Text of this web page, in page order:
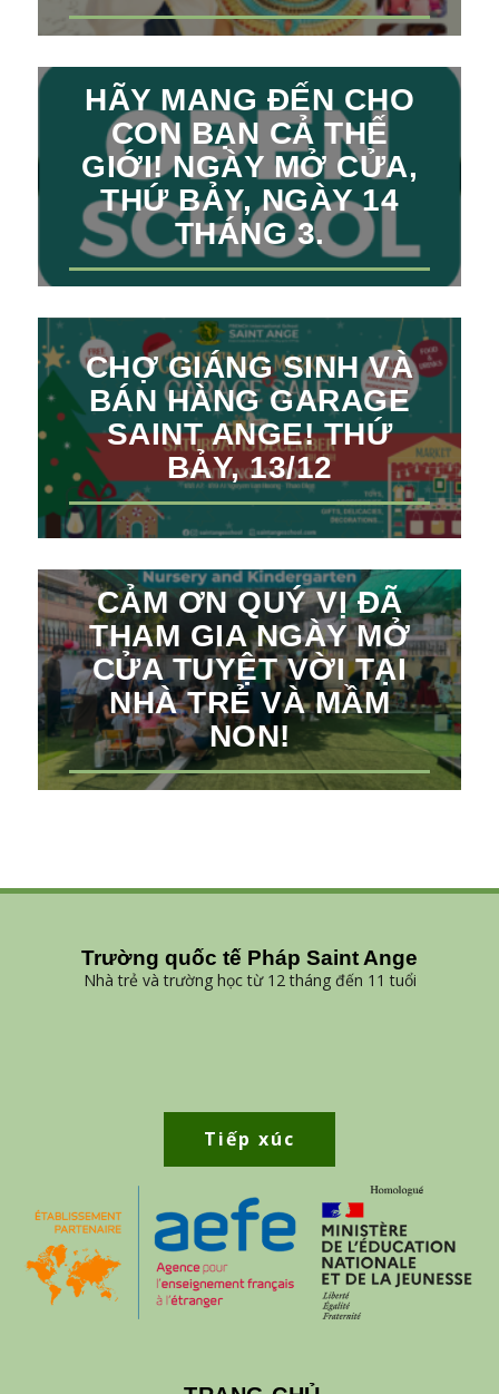
HÃY MANG ĐẾN CHO
CON BẠN CẢ THẾ
GIỚI! NGÀY MỞ CỬA,
THỨ BẢY, NGÀY 14
THÁNG 3.
CHỢ GIÁNG SINH VÀ
BÁN HÀNG GARAGE
SAINT ANGE! THỨ
BẢY, 13/12
CẢM ƠN QUÝ VỊ ĐÃ
THAM GIA NGÀY MỞ
CỬA TUYỆT VỜI TẠI
NHÀ TRẺ VÀ MẦM
NON!
Trường quốc tế Pháp Saint Ange
Nhà trẻ và trường học từ 12 tháng đến 11 tuổi
Tiếp xúc